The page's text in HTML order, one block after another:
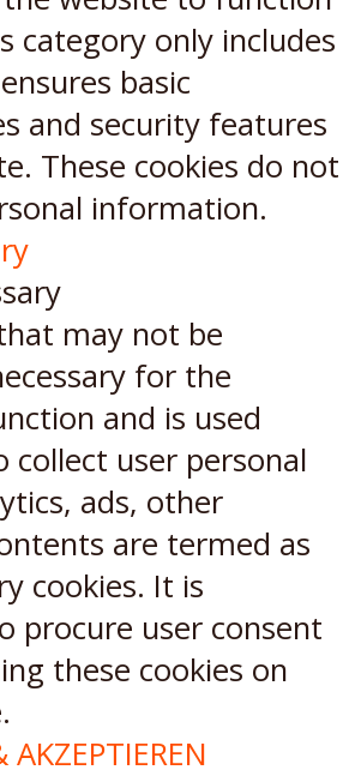
category only includes
basic
and security features
These cookies do not
information.
may not be
for the
and is used
collect user personal
ads, other
are termed as
cookies. It is
procure user consent
these cookies on
AKZEPTIEREN